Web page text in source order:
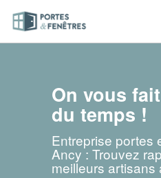
On vous
du temps !
Entreprise portes
Ancy : Trouvez
meilleurs artisans